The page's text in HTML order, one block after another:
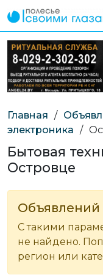
Главная /
электроника /
Бытовая
Островце
С такими
не найдено.
регион или